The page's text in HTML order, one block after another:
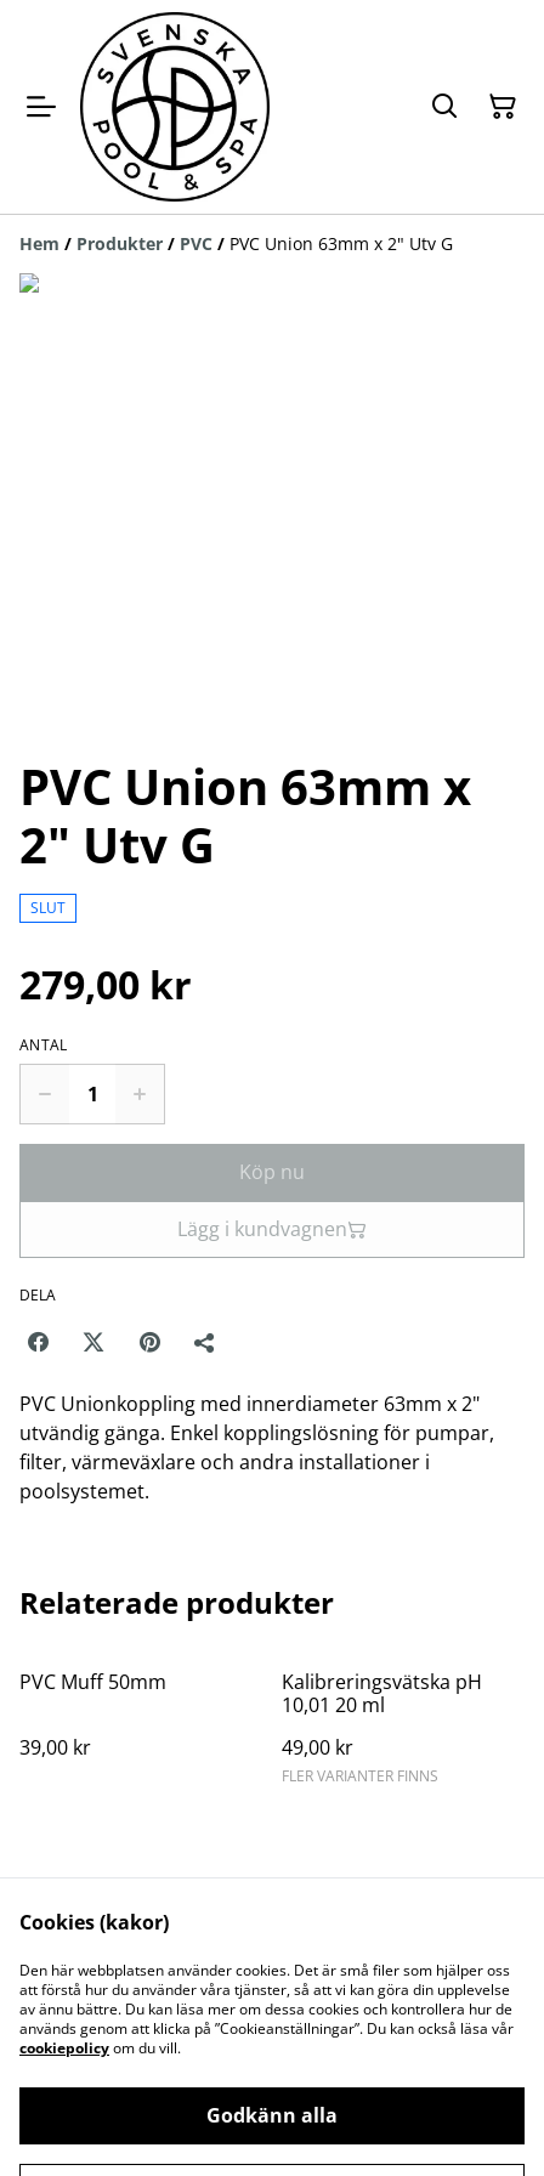
Hem / Produkter / PVC / PVC Union 63mm x 2" Utv G
PVC Union 63mm x
2" Utv G
SLUT
279,00 kr
ANTAL
Köp nu
Lägg i kundvagnen
DELA
PVC Unionkoppling med innerdiameter 63mm x 2"
utvändig gänga. Enkel kopplingslösning för pumpar,
filter, värmeväxlare och andra installationer i
poolsystemet.
Relaterade produkter
PVC Muff 50mm
39,00 kr
Kalibreringsvätska pH
10,01 20 ml
49,00 kr
FLER VARIANTER FINNS
Delphin pH Plus 1kg
99,00 kr
Delphin QuickTab 20g, 1kg
Cookies (kakor)
Den här webbplatsen använder cookies. Det är små filer som hjälper oss
att förstå hur du använder våra tjänster, så att vi kan göra din upplevelse
av ännu bättre. Du kan läsa mer om dessa cookies och kontrollera hur de
används genom att klicka på ”Cookieanställningar”. Du kan också läsa vår
cookiepolicyom du vill.
Godkänn alla